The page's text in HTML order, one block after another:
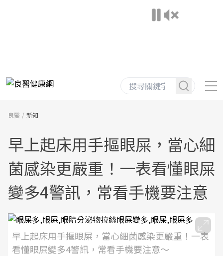
良醫 新知
早上起床用手摳眼屎，當心細
菌感染更嚴重！一表看懂眼屎
變多4警訊，常看手機要注意
早上起床用手摳眼屎，當心細菌感染更嚴重！一表
看懂眼屎變多4警訊，常看手機要注意～